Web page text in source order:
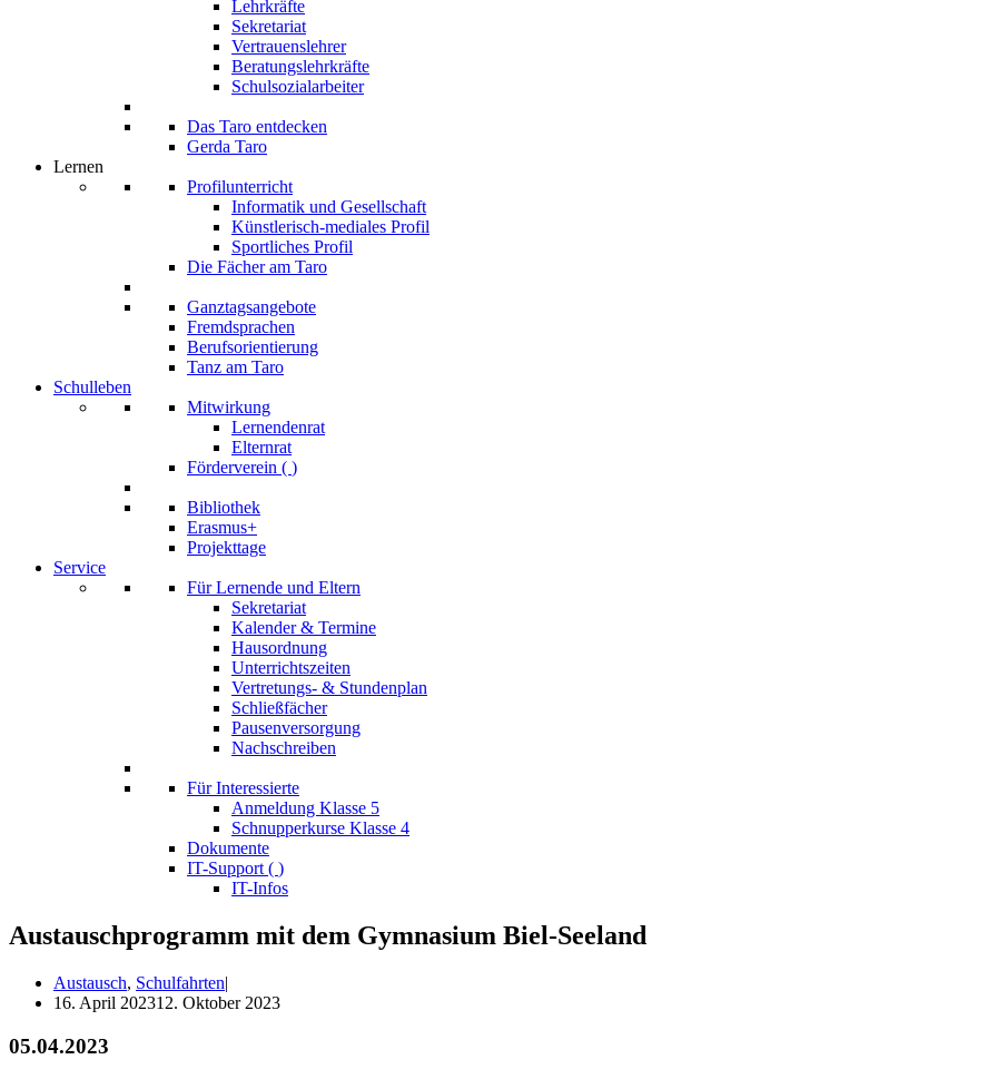
Lehrkräfte
Sekretariat
Vertrauenslehrer
Beratungslehrkräfte
Schulsozialarbeiter
Das Taro entdecken
Gerda Taro
Lernen
Profilunterricht
Informatik und Gesellschaft
Künstlerisch-mediales Profil
Sportliches Profil
Die Fächer am Taro
Ganztagsangebote
Fremdsprachen
Berufsorientierung
Tanz am Taro
Schulleben
Mitwirkung
Lernendenrat
Elternrat
Förderverein ( )
Bibliothek
Erasmus+
Projekttage
Service
Für Lernende und Eltern
Sekretariat
Kalender & Termine
Hausordnung
Unterrichtszeiten
Vertretungs- & Stundenplan
Schließfächer
Pausenversorgung
Nachschreiben
Für Interessierte
Anmeldung Klasse 5
Schnupperkurse Klasse 4
Dokumente
IT-Support ( )
IT-Infos
Austauschprogramm mit dem Gymnasium Biel-Seeland
Austausch, Schulfahrten
16. April 202312. Oktober 2023
05.04.2023